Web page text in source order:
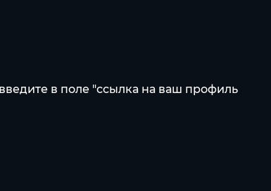
в поле "ссылка на ваш профиль